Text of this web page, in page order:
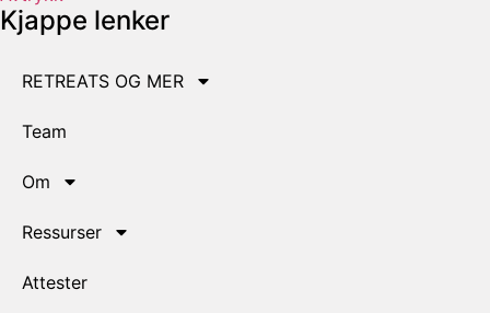
Kjappe lenker
RETREATS OG MER
Team
Om
Ressurser
Attester